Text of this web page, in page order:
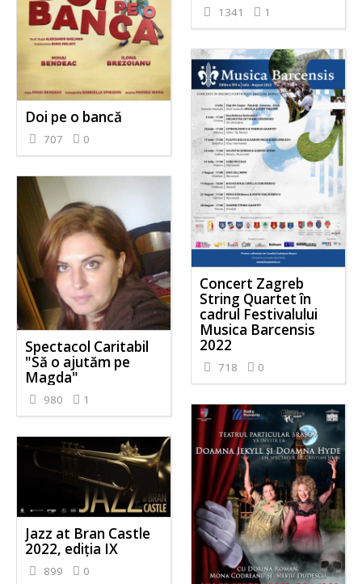
1341 1
Doi pe o bancă
707 0
Concert Zagreb
String Quartet în
cadrul Festivalului
Musica Barcensis
2022
718 0
Spectacol Caritabil
"Să o ajutăm pe
Magda"
980 1
Jazz at Bran Castle
2022, ediția IX
899 0